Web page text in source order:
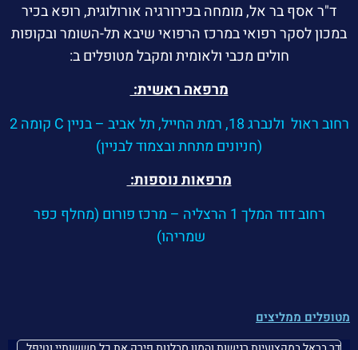
ד"ר אסף בר אל, מומחה בכירורגיה אורולוגית, רופא בכיר
במכון לסקר רפואי במרכז הרפואי שיבא תל-השומר ובקופות
חולים מכבי ולאומית ומקבל מטופלים ב:
מרפאה ראשית:
רחוב ראול ולנברג 18, רמת החייל, תל אביב – בניין C קומה 2
(חניונים מתחת ובצמוד לבניין)
מרפאות נוספות:
רחוב דוד המלך 1 הרצליה – מרכז פורום (מחלף כפר
שמריהו)
מטופלים ממליצים